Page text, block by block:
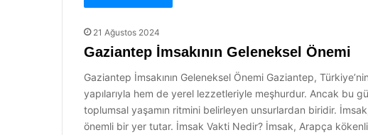
21 Ağustos 2024
Gaziantep İmsakının Geleneksel Önemi
Gaziantep İmsakının Geleneksel Önemi Gaziantep,
yapılarıyla hem de yerel lezzetleriyle meşhurdur. Ancak bu
toplumsal yaşamın ritmini belirleyen unsurlardan biridir.
önemli bir yer tutar. İmsak Vakti Nedir? İmsak, Arapça